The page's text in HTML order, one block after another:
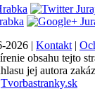
2026 | Kontakt |
obsahu tejto
jej autora
Tvorbastranky.sk